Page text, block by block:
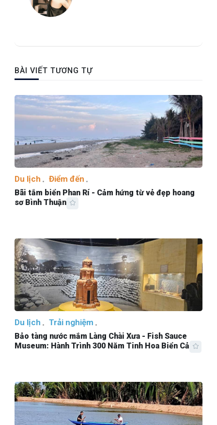
BÀI VIẾT TƯƠNG TỰ
Du lịch Điểm đến
Bãi tắm biển Phan Rí - Cảm hứng từ vẻ đẹp hoang
sơ Bình Thuận
Du lịch Trải nghiệm
Bảo tàng nước mắm Làng Chài Xưa - Fish Sauce
Museum: Hành Trình 300 Năm Tinh Hoa Biển Cả